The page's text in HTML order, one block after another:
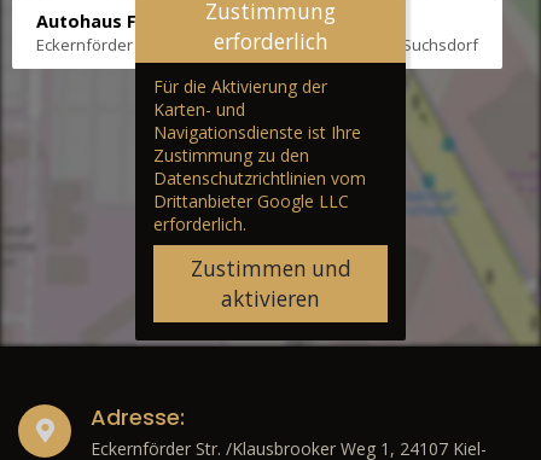
Autohaus Fräter
Eckernförder Str. /Klausbrooker Weg 1, 24107 Kiel-Suchsdorf
Zustimmung
erforderlich
Für die Aktivierung der
Karten- und
Navigationsdienste ist Ihre
Zustimmung zu den
Datenschutzrichtlinien vom
Drittanbieter Google LLC
erforderlich.
Zustimmen und
aktivieren
Adresse:
Eckernförder Str. /Klausbrooker Weg 1, 24107 Kiel-